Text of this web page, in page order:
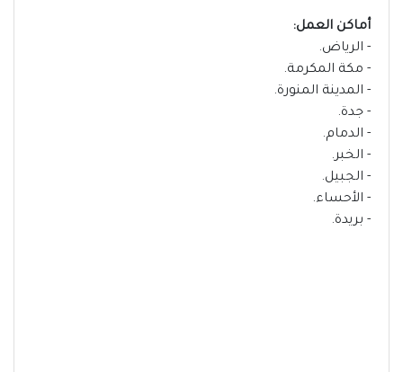
أماكن العمل:
- الرياض.
- مكة المكرمة.
- المدينة المنورة.
- جدة.
- الدمام.
- الخبر.
- الجبيل.
- الأحساء.
- بريدة.